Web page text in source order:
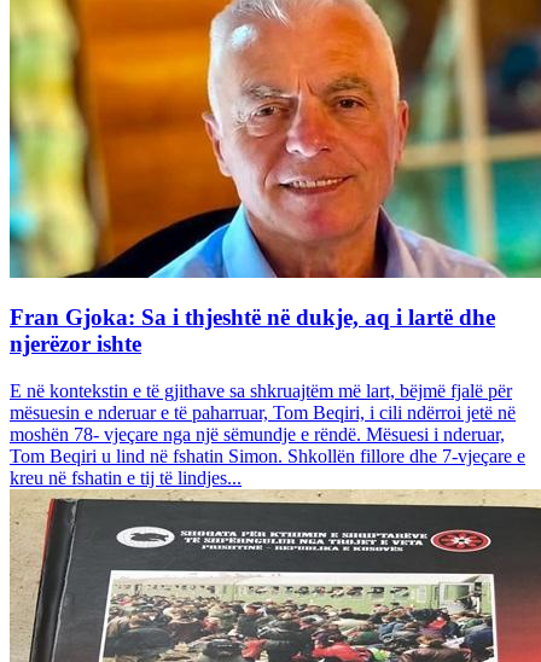
Fran Gjoka: Sa i thjeshtë në dukje, aq i lartë dhe
njerëzor ishte
E në kontekstin e të gjithave sa shkruajtëm më lart, bëjmë fjalë për
mësuesin e nderuar e të paharruar, Tom Beqiri, i cili ndërroi jetë në
moshën 78- vjeçare nga një sëmundje e rëndë. Mësuesi i nderuar,
Tom Beqiri u lind në fshatin Simon. Shkollën fillore dhe 7-vjeçare e
kreu në fshatin e tij të lindjes...